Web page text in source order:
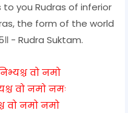
you Rudras of inferior
the form of the world
- Rudra Suktam.
वो नमो
वो नमो नमः
वो नमो नमो